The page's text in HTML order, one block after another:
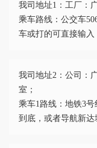
我司地址1：工厂：
乘车路线：公交车
车或打的可直接输
我司地址2：公司：
室；
乘车1路线：地铁3
到底，或者导航新达